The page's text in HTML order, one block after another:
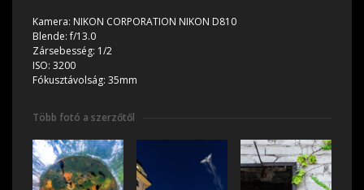
Kamera: NIKON CORPORATION NIKON D810
Blende:f/13.0
Zársebesség: 1/2
ISO: 3200
Fókusztávolság: 35mm
Több fotó a szerzőtől